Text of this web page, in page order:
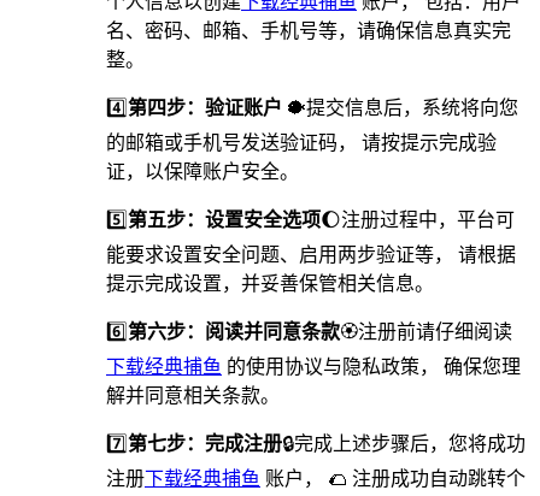
名、密码、邮箱、手机号等，请确保信息真实完
整。
4️⃣第四步：验证账户 🐡提交信息后，系统将向您
的邮箱或手机号发送验证码， 请按提示完成验
证，以保障账户安全。
5️⃣第五步：设置安全选项🌔️注册过程中，平台可
能要求设置安全问题、启用两步验证等， 请根据
提示完成设置，并妥善保管相关信息。
6️⃣第六步：阅读并同意条款🏵注册前请仔细阅读
下载经典捕鱼 的使用协议与隐私政策， 确保您理
解并同意相关条款。
7️⃣第七步：完成注册🔒完成上述步骤后，您将成功
注册下载经典捕鱼 账户， 🌮 注册成功自动跳转个